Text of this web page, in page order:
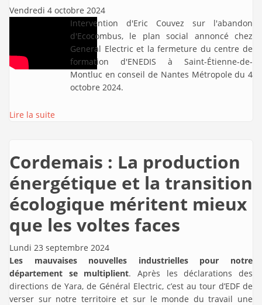
Vendredi 4 octobre 2024
Intervention d'Eric Couvez sur l'abandon
d'Ecocombus, le plan social annoncé chez
General Electric et la fermeture du centre de
formation d'ENEDIS à Saint-Étienne-de-
Montluc en conseil de Nantes Métropole du 4
octobre 2024.
Lire la suite
Cordemais : La production
énergétique et la transition
écologique méritent mieux
que les voltes faces
Lundi 23 septembre 2024
Les mauvaises nouvelles industrielles pour notre
département se multiplient. Après les déclarations des
directions de Yara, de Général Electric, c’est au tour d’EDF de
verser sur notre territoire et sur le monde du travail une